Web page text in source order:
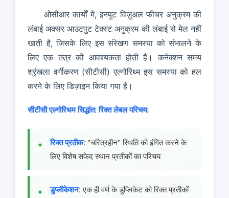
ओसीआर कार्यों में, इनपुट विज़ुअल फीचर अनुक्रम की
लंबाई अक्सर आउटपुट टेक्स्ट अनुक्रम की लंबाई से मेल नहीं
खाती है, जिसके लिए इस संरेखण समस्या को संभालने के
लिए एक तंत्र की आवश्यकता होती है। कनेक्शन समय
श्रृंखला वर्गीकरण (सीटीसी) एल्गोरिथ्म इस समस्या को हल
करने के लिए डिज़ाइन किया गया है।
सीटीसी एल्गोरिथम सिद्धांत: रिक्त लेबल परिचय:
रिक्त प्रतीक: "चरित्रहीन" स्थिति को इंगित करने के
लिए विशेष सफेद स्थान प्रतीकों का परिचय
डुप्लीकेशन: एक ही वर्ण के डुप्लिकेट को रिक्त प्रतीकों